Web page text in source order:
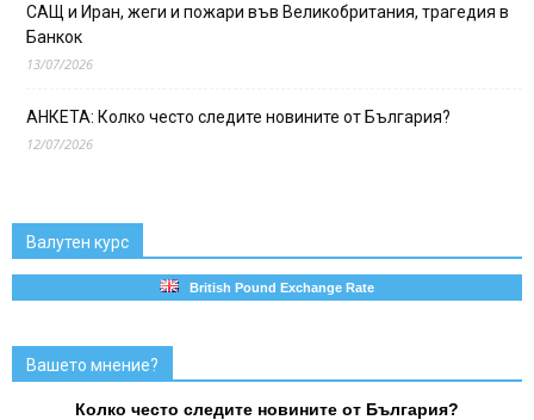
САЩ и Иран, жеги и пожари във Великобритания, трагедия в
Банкок
13/07/2026
АНКЕТА: Колко често следите новините от България?
12/07/2026
Валутен курс
British Pound Exchange Rate
Вашето мнение?
Колко често следите новините от България?